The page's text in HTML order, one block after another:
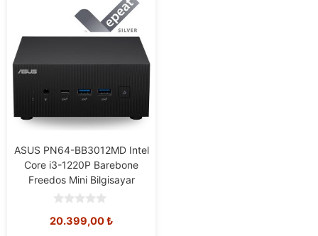
ASUS PN64-BB3012MD Intel
Core i3-1220P Barebone
Freedos Mini Bilgisayar
o
20.399,00₺